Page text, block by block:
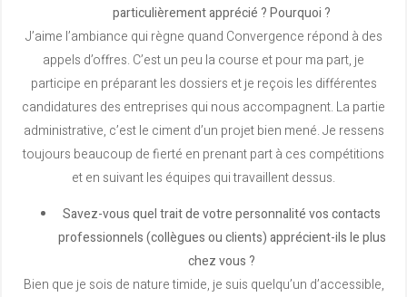
particulièrement apprécié ? Pourquoi ?
J’aime l’ambiance qui règne quand Convergence répond à des
appels d’offres. C’est un peu la course et pour ma part, je
participe en préparant les dossiers et je reçois les différentes
candidatures des entreprises qui nous accompagnent. La partie
administrative, c’est le ciment d’un projet bien mené. Je ressens
toujours beaucoup de fierté en prenant part à ces compétitions
et en suivant les équipes qui travaillent dessus.
Savez-vous quel trait de votre personnalité vos contacts
professionnels (collègues ou clients) apprécient-ils le plus
chez vous ?
Bien que je sois de nature timide, je suis quelqu’un d’accessible,